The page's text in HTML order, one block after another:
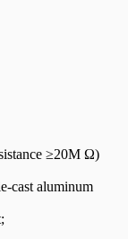
≥20M Ω)
cast aluminum